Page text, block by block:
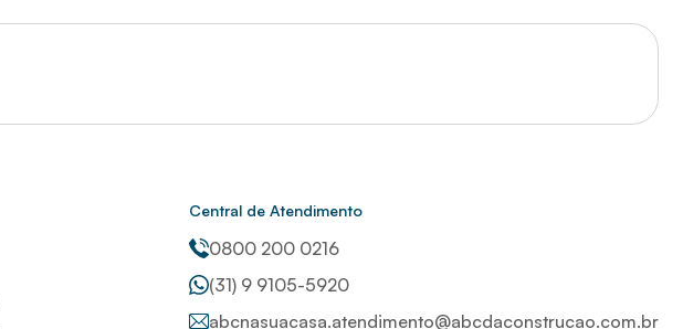
Central de Atendimento
0800 200 0216
(31) 9 9105-5920
abcnasuacasa.atendimento@abcdaconstrucao.com.br